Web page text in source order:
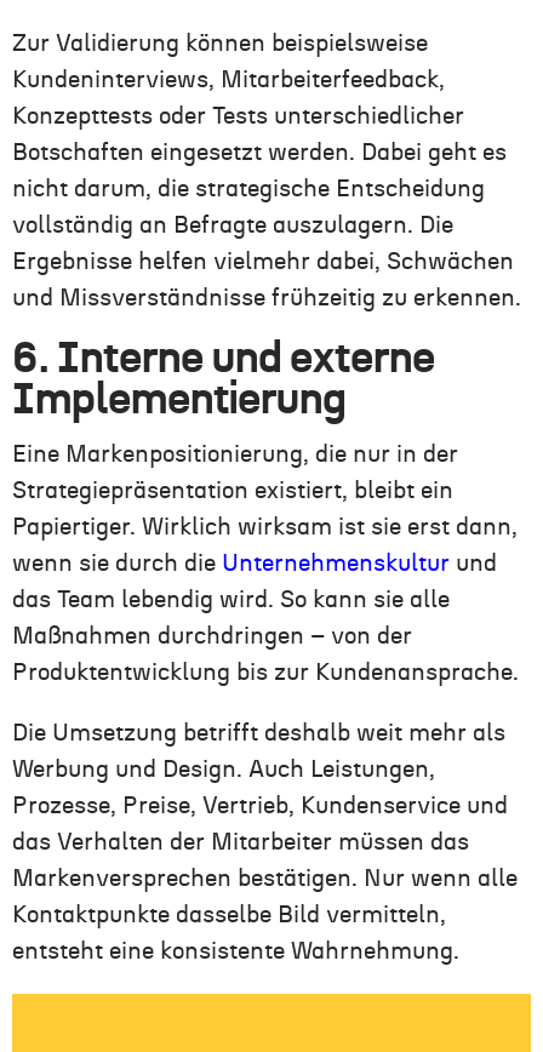
Zur Validierung können beispielsweise
Kundeninterviews, Mitarbeiterfeedback,
Konzepttests oder Tests unterschiedlicher
Botschaften eingesetzt werden. Dabei geht es
nicht darum, die strategische Entscheidung
vollständig an Befragte auszulagern. Die
Ergebnisse helfen vielmehr dabei, Schwächen
und Missverständnisse frühzeitig zu erkennen.
6. Interne und externe
Implementierung
Eine Markenpositionierung, die nur in der
Strategiepräsentation existiert, bleibt ein
Papiertiger. Wirklich wirksam ist sie erst dann,
wenn sie durch die Unternehmenskultur und
das Team lebendig wird. So kann sie alle
Maßnahmen durchdringen – von der
Produktentwicklung bis zur Kundenansprache.
Die Umsetzung betrifft deshalb weit mehr als
Werbung und Design. Auch Leistungen,
Prozesse, Preise, Vertrieb, Kundenservice und
das Verhalten der Mitarbeiter müssen das
Markenversprechen bestätigen. Nur wenn alle
Kontaktpunkte dasselbe Bild vermitteln,
entsteht eine konsistente Wahrnehmung.